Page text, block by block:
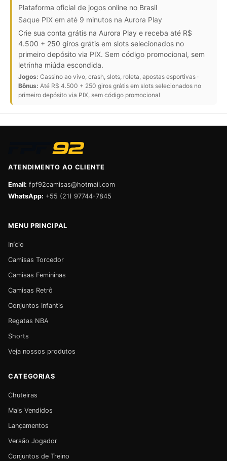
Plataforma oficial de jogos online no Brasil
Saque PIX em até 9 minutos na Aurora Play
Crie sua conta grátis na Aurora Play e receba até R$
4.500 + 250 giros grátis em slots selecionados no
primeiro depósito via PIX. Sem código promocional, sem
letrinha miúda escondida.
Jogos: Cassino ao vivo, crash, slots, roleta, apostas esportivas ·
Bônus: Até R$ 4.500 + 250 giros grátis em slots selecionados no
primeiro depósito via PIX, sem código promocional
ATENDIMENTO AO CLIENTE
Email: fpf92camisas@hotmail.com
WhatsApp: +55 (21) 97744-7845
MENU PRINCIPAL
Início
Camisas Torcedor
Camisas Femininas
Camisas Retrô
Conjuntos Infantis
Regatas NBA
Shorts
Veja nossos produtos
CATEGORIAS
Chuteiras
Mais Vendidos
Lançamentos
Versão Jogador
Conjuntos de Treino